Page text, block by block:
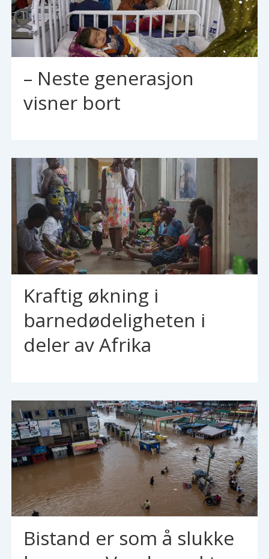
– Neste generasjon
visner bort
Kraftig økning i
barnedødeligheten i
deler av Afrika
Bistand er som å slukke